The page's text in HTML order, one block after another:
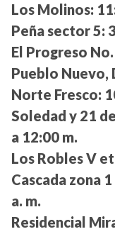
Los Molinos:
Peña sector 5:
El Progreso
Pueblo Nuevo,
Norte Fresco:
Soledad y 21
a 12:00 m.
Los Robles V
Cascada zona
a. m.
Residencial